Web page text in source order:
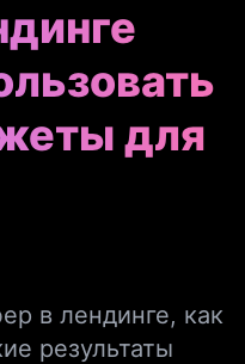
для
в лендинге, как
результаты